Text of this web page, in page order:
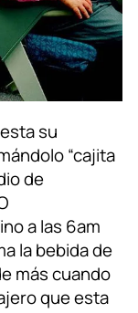
su
“cajita
de
a las 6am
la bebida de
más cuando
que esta